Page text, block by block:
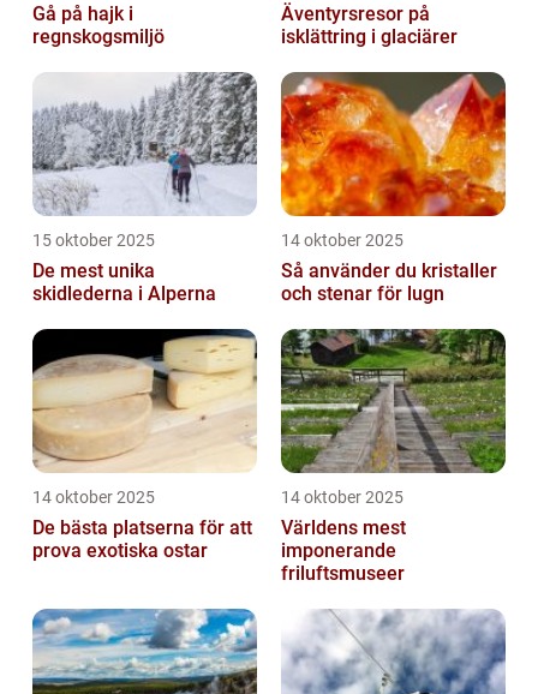
Gå på hajk i
regnskogsmiljö
Äventyrsresor på
isklättring i glaciärer
15 oktober 2025
De mest unika
skidlederna i Alperna
14 oktober 2025
Så använder du kristaller
och stenar för lugn
14 oktober 2025
De bästa platserna för att
prova exotiska ostar
14 oktober 2025
Världens mest
imponerande
friluftsmuseer